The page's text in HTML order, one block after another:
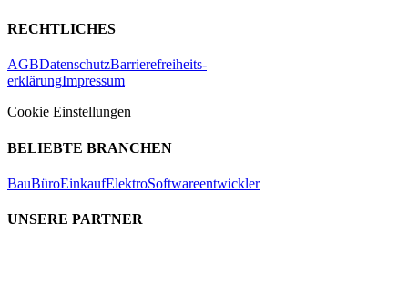
RECHTLICHES
AGBDatenschutzBarrierefreiheits-
erklärungImpressum
Cookie Einstellungen
BELIEBTE BRANCHEN
BauBüroEinkaufElektroSoftwareentwickler
UNSERE PARTNER